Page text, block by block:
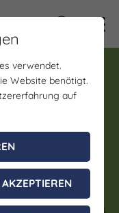
Führung
in
verwendet.
Website benötigt.
auf